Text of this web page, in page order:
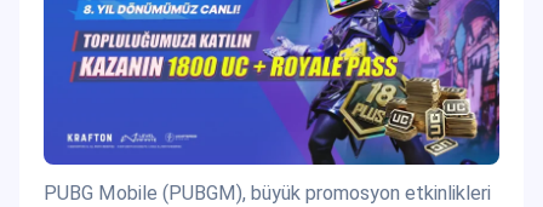
PUBG Mobile (PUBGM), büyük promosyon etkinlikleri